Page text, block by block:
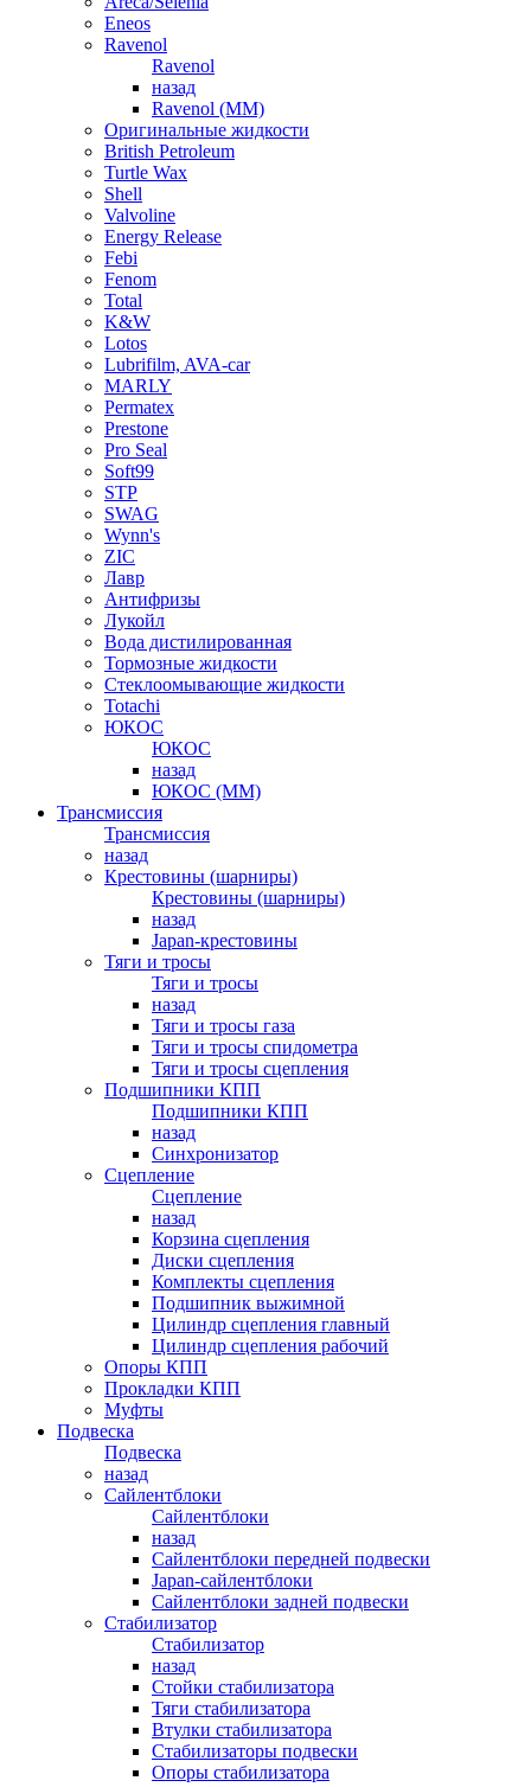
Eneos
Ravenol
Ravenol
назад
Ravenol (ММ)
Оригинальные жидкости
British Petroleum
Turtle Wax
Shell
Valvoline
Energy Release
Febi
Fenom
Total
K&W
Lotos
Lubrifilm, AVA-car
MARLY
Permatex
Prestone
Pro Seal
Soft99
STP
SWAG
Wynn's
ZIC
Лавр
Антифризы
Лукойл
Вода дистилированная
Тормозные жидкости
Стеклоомывающие жидкости
Totachi
ЮКОС
ЮКОС
назад
ЮКОС (ММ)
Трансмиссия
Трансмиссия
назад
Крестовины (шарниры)
Крестовины (шарниры)
назад
Japan-крестовины
Тяги и тросы
Тяги и тросы
назад
Тяги и тросы газа
Тяги и тросы спидометра
Тяги и тросы сцепления
Подшипники КПП
Подшипники КПП
назад
Синхронизатор
Сцепление
Сцепление
назад
Корзина сцепления
Диски сцепления
Комплекты сцепления
Подшипник выжимной
Цилиндр сцепления главный
Цилиндр сцепления рабочий
Опоры КПП
Прокладки КПП
Муфты
Подвеска
Подвеска
назад
Сайлентблоки
Сайлентблоки
назад
Сайлентблоки передней подвески
Japan-сайлентблоки
Сайлентблоки задней подвески
Стабилизатор
Стабилизатор
назад
Стойки стабилизатора
Тяги стабилизатора
Втулки стабилизатора
Стабилизаторы подвески
Опоры стабилизатора